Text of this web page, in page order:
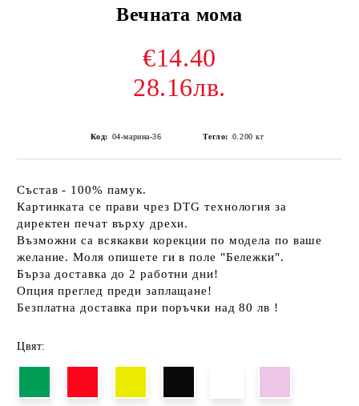
Вечната мома
€14.40
28.16лв.
Код: 04-марина-36 Тегло: 0.200 кг
Състав - 100% памук.
Картинката се прави чрез DTG технология за
директен печат върху дрехи.
Възможни са всякакви корекции по модела по ваше
желание. Моля опишете ги в поле "Бележки".
Бърза доставка до 2 работни дни!
Опция преглед преди заплащане!
Безплатна доставка при поръчки над 80 лв !
Цвят: